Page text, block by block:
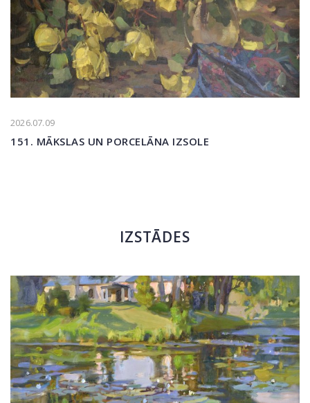
2026.07.09
151. MĀKSLAS UN PORCELĀNA IZSOLE
IZSTĀDES